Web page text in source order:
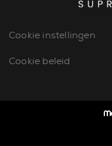
Cookie instellingen
Cookie beleid